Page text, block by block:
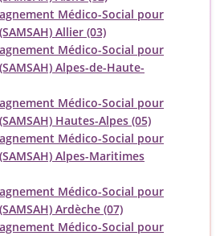
Médico-Social pour
Allier (03)
Médico-Social pour
Alpes-de-Haute-
Médico-Social pour
Hautes-Alpes (05)
Médico-Social pour
Alpes-Maritimes
Médico-Social pour
Ardèche (07)
Médico-Social pour